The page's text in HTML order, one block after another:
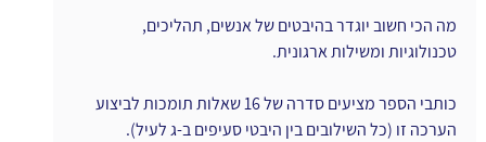
מה הכי חשוב יוגדר בהיבטים של אנשים, תהליכים,
טכנולוגיות ומשילות ארגונית.
כותבי הספר מציעים סדרה של 16 שאלות תומכות לביצוע
הערכה זו (כל השילובים בין היבטי סעיפים ב-ג לעיל).